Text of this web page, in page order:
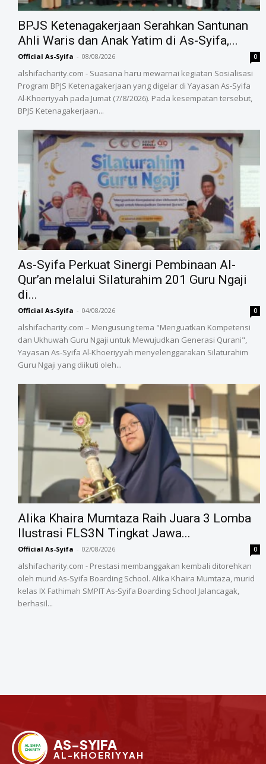
BPJS Ketenagakerjaan Serahkan Santunan
Ahli Waris dan Anak Yatim di As-Syifa,...
Official As-Syifa - 08/08/2026 0
alshifacharity.com - Suasana haru mewarnai kegiatan Sosialisasi
Program BPJS Ketenagakerjaan yang digelar di Yayasan As-Syifa
Al-Khoeriyyah pada Jumat (7/8/2026). Pada kesempatan tersebut,
BPJS Ketenagakerjaan...
As-Syifa Perkuat Sinergi Pembinaan Al-
Qur’an melalui Silaturahim 201 Guru Ngaji
di...
Official As-Syifa - 04/08/2026 0
alshifacharity.com – Mengusung tema "Menguatkan Kompetensi
dan Ukhuwah Guru Ngaji untuk Mewujudkan Generasi Qurani",
Yayasan As-Syifa Al-Khoeriyyah menyelenggarakan Silaturahim
Guru Ngaji yang diikuti oleh...
Alika Khaira Mumtaza Raih Juara 3 Lomba
Ilustrasi FLS3N Tingkat Jawa...
Official As-Syifa - 02/08/2026 0
alshifacharity.com - Prestasi membanggakan kembali ditorehkan
oleh murid As-Syifa Boarding School. Alika Khaira Mumtaza, murid
kelas IX Fathimah SMPIT As-Syifa Boarding School Jalancagak,
berhasil...
AS-SYIFA
AL-KHOERIYYAH